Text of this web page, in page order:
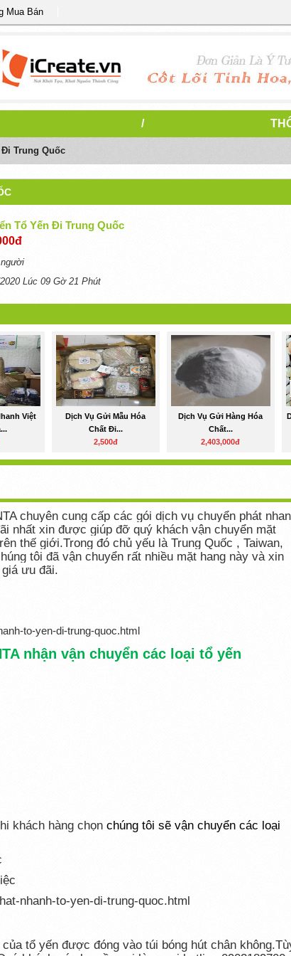
Mua Bán
/
Trung Quốc
Tổ Yến Đi Trung Quốc
Lúc 09 Gờ 21 Phút
Việt
Dịch Vụ Gửi Mẫu Hóa
Chất Đi...
2,500đ
Dịch Vụ Gửi Hàng Hóa
Chất...
2,403,000đ
chuyên cung cấp các gói dịch vụ chuyển phát
nhất xin được giúp đỡ quý khách vận chuyển mặt
thế giới.Trong đó chủ yếu là Trung Quốc , Taiwan,
tôi đã vận chuyển rất nhiều mặt hang này và xin
ưu đãi.
to-yen-di-trung-quoc.html
nhận vận chuyển các loại tổ yến
khách hàng chọn chúng tôi sẽ vận chuyển các loại
nhanh-to-yen-di-trung-quoc.html
tổ yến được đóng vào túi bóng hút chân